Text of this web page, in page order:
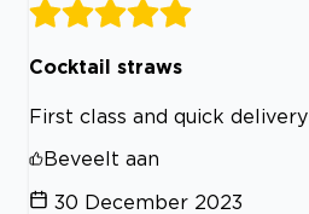
Cocktail straws
First class and quick delivery
Beveelt aan
30 December 2023